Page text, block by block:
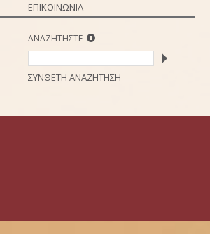
ΕΠΙΚΟΙΝΩΝΙΑ
ΑΝΑΖΗΤΗΣΤΕ
ΣΥΝΘΕΤΗ ΑΝΑΖΗΤΗΣΗ